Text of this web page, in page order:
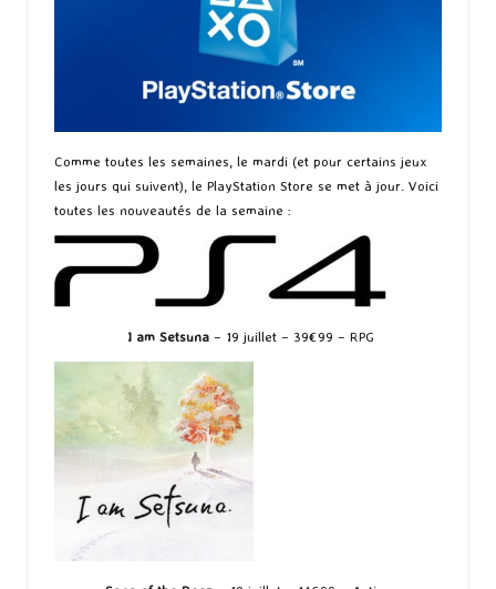
Comme toutes les semaines, le mardi (et pour certains jeux
les jours qui suivent), le PlayStation Store se met à jour. Voici
toutes les nouveautés de la semaine :
I am Setsuna– 19 juillet – 39€99 – RPG